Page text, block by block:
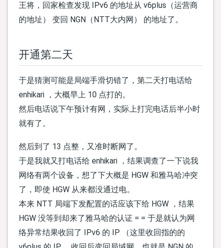
王将，回家检查发现 IPv6 的地址从 v6plus（运营商
的地址） 变回 NGN（NTT大内网） 的地址了。
开通第二天
于是猜测可能是局端手滑切错了，第二天打电话给
enhikari ，大概早上 10 点打的。
然后电话说下午预计有网，实际上打完电话后半小时
就有了。
然后到了 13 点整，又准时断网了。
于是我就又打电话给 enhikari ，结果调查了一下说我
网络有两个设备，想了下大概是 HGW 和雅马哈冲突
了，即使 HGW 从来都没通过电。
本来 NTT 局端下发配置的话应该下给 HGW ，结果
HGW 没等到却来了雅马哈的认证 = = 于是就认为网
络异常结果收回了 IPv6 的 IP （这里收回指的的